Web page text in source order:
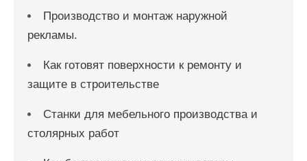
Производство и монтаж наружной
рекламы.
Как готовят поверхности к ремонту и
защите в строительстве
Станки для мебельного производства и
столярных работ